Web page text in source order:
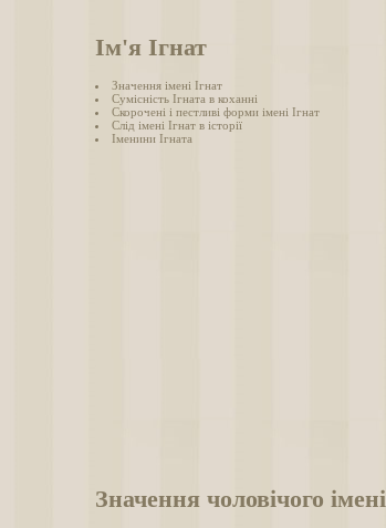
Ім'я Ігнат
Значення імені Ігнат
Сумісність Ігната в коханні
Скорочені і пестливі форми імені Ігнат
Слід імені Ігнат в історії
Іменини Ігната
Значення чоловічого імені